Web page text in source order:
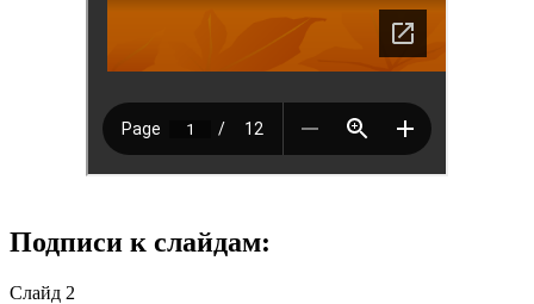
Подписи к слайдам:
Слайд 2